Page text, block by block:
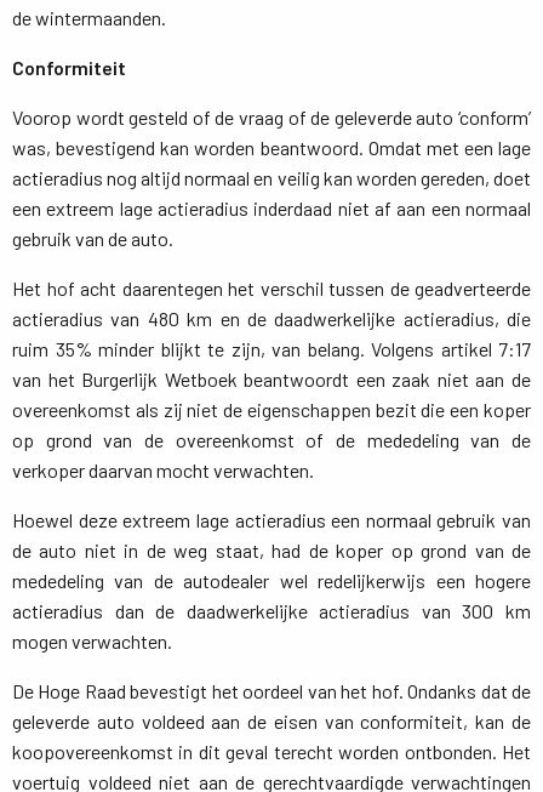
de wintermaanden.
Conformiteit
Voorop wordt gesteld of de vraag of de geleverde auto ‘conform’
was, bevestigend kan worden beantwoord. Omdat met een lage
actieradius nog altijd normaal en veilig kan worden gereden, doet
een extreem lage actieradius inderdaad niet af aan een normaal
gebruik van de auto.
Het hof acht daarentegen het verschil tussen de geadverteerde
actieradius van 480 km en de daadwerkelijke actieradius, die
ruim 35% minder blijkt te zijn, van belang. Volgens artikel 7:17
van het Burgerlijk Wetboek beantwoordt een zaak niet aan de
overeenkomst als zij niet de eigenschappen bezit die een koper
op grond van de overeenkomst of de mededeling van de
verkoper daarvan mocht verwachten.
Hoewel deze extreem lage actieradius een normaal gebruik van
de auto niet in de weg staat, had de koper op grond van de
mededeling van de autodealer wel redelijkerwijs een hogere
actieradius dan de daadwerkelijke actieradius van 300 km
mogen verwachten.
De Hoge Raad bevestigt het oordeel van het hof. Ondanks dat de
geleverde auto voldeed aan de eisen van conformiteit, kan de
koopovereenkomst in dit geval terecht worden ontbonden. Het
voertuig voldeed niet aan de gerechtvaardigde verwachtingen